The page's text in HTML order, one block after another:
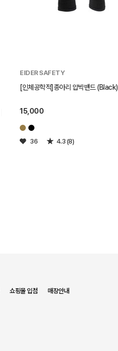
EIDER SAFETY
[인체공학적]종아리 압박밴드 (Black)
15,000
36 4.3 (8)
쇼핑몰 입점 매장안내